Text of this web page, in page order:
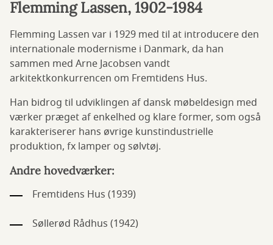
Flemming Lassen, 1902-1984
Flemming Lassen var i 1929 med til at introducere den
internationale modernisme i Danmark, da han
sammen med Arne Jacobsen vandt
arkitektkonkurrencen om Fremtidens Hus.
Han bidrog til udviklingen af dansk møbeldesign med
værker præget af enkelhed og klare former, som også
karakteriserer hans øvrige kunstindustrielle
produktion, fx lamper og sølvtøj.
Andre hovedværker:
Fremtidens Hus (1939)
Søllerød Rådhus (1942)